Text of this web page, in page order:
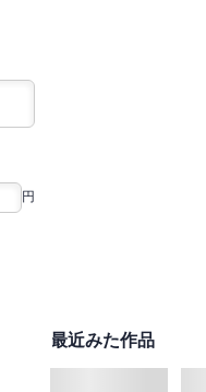
円
最近みた作品